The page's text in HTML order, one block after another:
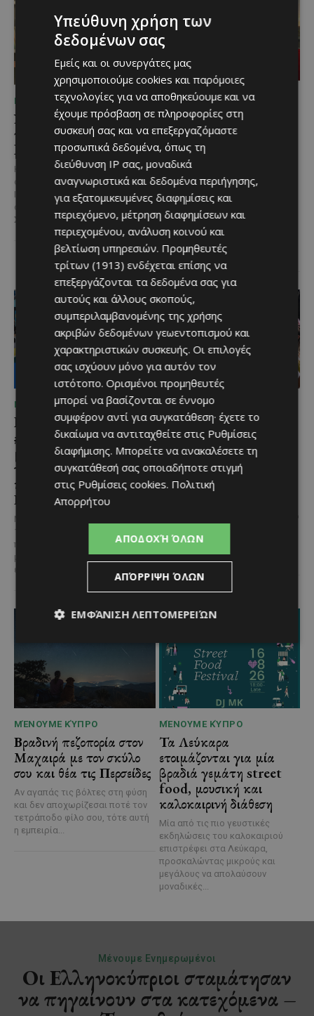
ΜΈΝΟΥΜΕ ΕΝΗΜΕΡΩΜΈΝΟΙ
Νέος Γενικός Διευθυντής
του Hilton Nicosia ο
Ilio Rodoni
Καθήκοντα Γενικού Διευθυντή
στο Hilton Nicosia αναλαμβάνει ο
Ilio Rodoni, παίρνοντας τη
σκυτάλη από τον κ. Εύρο
Στυλιανού,...
ΜΈΝΟΥΜΕ ΕΝΗΜΕΡΩΜΈΝΟΙ
Η Peugeot είναι ο
επίσημος συνεργάτης του
Φεστιβάλ
Κινηματογράφου της
Βενετίας
Η Peugeot ανακοινώνει μια
ιδιαίτερα σημαντική συνεργασία
με το Διεθνές Φεστιβάλ
Κινηματογράφου της Βενετίας
και με αυτό τον...
ΜΈΝΟΥΜΕ ΕΝΗΜΕΡΩΜΈΝΟΙ
Lidl Better Living Days
#summer2026: Ένα
μοναδικό ταξίδι ευεξίας,
γεμάτο γεύση, ενέργεια
και χαμόγελα σε όλη την
Κύπρο
Με 6 προορισμούς, πάνω από
1.700 συμμετέχοντες και
περισσότερες από 3.500
μερίδες, η Lidl Κύπρου
επιβεβαίωσε για ακόμα...
ΜΈΝΟΥΜΕ ΕΝΗΜΕΡΩΜΈΝΟΙ
Μια βραδιά γεμάτη
παράδοση, μουσική και
κέφι στον Δελίκηπο για
τη γιορτή του
Χρυσοσώτηρος
Δελίκηπο!
γλέντι,...
ΜΈΝΟΥΜΕ ΚΎΠΡΟ
Βραδινή πεζοπορία στον
Μαχαιρά με τον σκύλο
σου και θέα τις Περσείδες
Αν αγαπάς τις βόλτες στη φύση
και δεν αποχωρίζεσαι ποτέ τον
τετράποδο φίλο σου, τότε αυτή
η εμπειρία...
ΜΈΝΟΥΜΕ ΚΎΠΡΟ
Τα Λεύκαρα
ετοιμάζονται για μία
βραδιά γεμάτη street
food, μουσική και
καλοκαιρινή διάθεση
Μία από τις πιο γευστικές
εκδηλώσεις του καλοκαιριού
επιστρέφει στα Λεύκαρα,
προσκαλώντας μικρούς και
μεγάλους να απολαύσουν
μοναδικές...
Υπεύθυνη χρήση των
δεδομένων σας
Εμείς και οι συνεργάτες μας
χρησιμοποιούμε cookies και παρόμοιες
τεχνολογίες για να αποθηκεύουμε και να
έχουμε πρόσβαση σε πληροφορίες στη
συσκευή σας και να επεξεργαζόμαστε
προσωπικά δεδομένα, όπως τη
διεύθυνση IP σας, μοναδικά
αναγνωριστικά και δεδομένα περιήγησης,
για εξατομικευμένες διαφημίσεις και
περιεχόμενο, μέτρηση διαφημίσεων και
περιεχομένου, ανάλυση κοινού και
βελτίωση υπηρεσιών. Προμηθευτές
τρίτων (1913) ενδέχεται επίσης να
επεξεργάζονται τα δεδομένα σας για
αυτούς και άλλους σκοπούς,
συμπεριλαμβανομένης της χρήσης
ακριβών δεδομένων γεωεντοπισμού και
χαρακτηριστικών συσκευής. Οι επιλογές
σας ισχύουν μόνο για αυτόν τον
ιστότοπο. Ορισμένοι προμηθευτές
μπορεί να βασίζονται σε έννομο
συμφέρον αντί για συγκατάθεση· έχετε το
δικαίωμα να αντιταχθείτε στις Ρυθμίσεις
διαφήμισης. Μπορείτε να ανακαλέσετε τη
συγκατάθεσή σας οποιαδήποτε στιγμή
στις Ρυθμίσεις cookies. Πολιτική
Απορρήτου
ΑΠΟΔΟΧΉ ΌΛΩΝ
ΑΠΌΡΡΙΨΗ ΌΛΩΝ
ΕΜΦΆΝΙΣΗ ΛΕΠΤΟΜΕΡΕΙΏΝ